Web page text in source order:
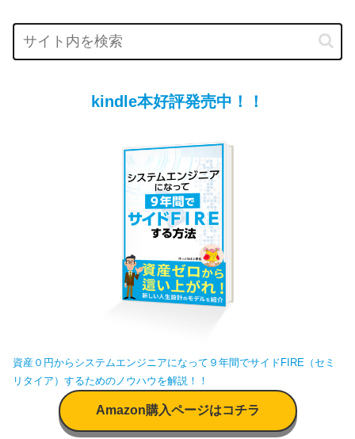
kindle本好評発売中！！
資産０円からシステムエンジニアになって９年間でサイドFIRE（セミ
リタイア）するためのノウハウを解説！！
Amazon購入ページはコチラ